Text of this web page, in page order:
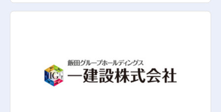
をお任せいたします。 【具体的な業務内容】 ■不動産の売却を
希望する個人のお客さまに対してのコンサルティング営業： ・
係の確認 ・重要事項説明書や売買契約書等の作成等の契約関連
育を実施します。 さまざまなソリューションの提案が可能であ
るため、多様な知識・スキルが身につきます。（買取再販/リノ
ベーションなど） 将来的に全国転勤の可能性があります。 不動